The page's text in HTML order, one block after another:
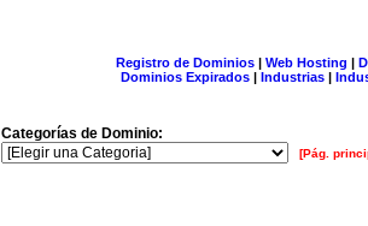
Registro de Dominios| Web Hosting |
Dominios Expirados | Industrias |
Categorías de Dominio:
[Pág.